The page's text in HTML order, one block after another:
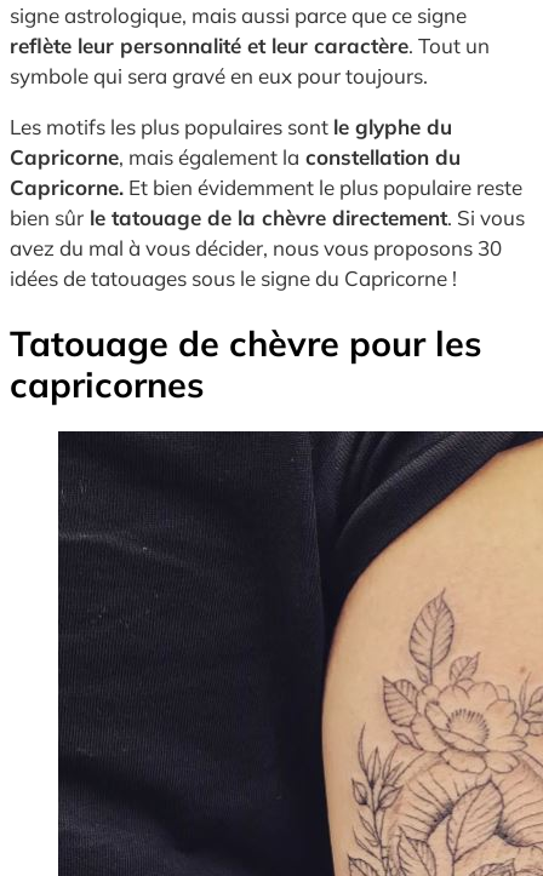
signe astrologique, mais aussi parce que ce signe
reflète leur personnalité et leur caractère. Tout un
symbole qui sera gravé en eux pour toujours.
Les motifs les plus populaires sont le glyphe du
Capricorne, mais également la constellation du
Capricorne. Et bien évidemment le plus populaire reste
bien sûr le tatouage de la chèvre directement. Si vous
avez du mal à vous décider, nous vous proposons 30
idées de tatouages sous le signe du Capricorne !
Tatouage de chèvre pour les
capricornes